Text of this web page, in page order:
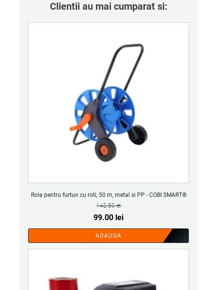
Clientii au mai cumparat si:
Rola pentru furtun cu roti, 50 m, metal si PP - COBI SMART®
142.50lei
Prețul
inițial
a
99.00 leiPrețul
curent
este:
ADAUGA